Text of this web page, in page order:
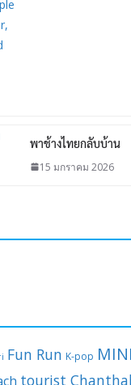
พาช้างไทยกลับบ้าน
15 มกราคม 2026
Fun Run K-pop
tourist